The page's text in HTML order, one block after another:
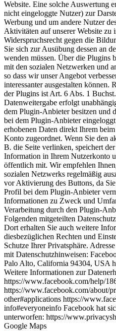
Website. Eine solche Auswertung
nicht eingeloggte Nutzer) zur
Werbung und um andere Nutzer
Aktivitäten auf unserer Website zu
Widerspruchsrecht gegen die
Sie sich zur Ausübung dessen an
wenden müssen. Über die
mit den sozialen Netzwerken und
so dass wir unser Angebot
interessanter ausgestalten können.
der Plugins ist Art. 6 Abs. 1
Datenweitergabe erfolgt
dem Plugin-Anbieter besitzen und
bei dem Plugin-Anbieter
erhobenen Daten direkt Ihrem
Konto zugeordnet. Wenn Sie den
B. die Seite verlinken, speichert
Information in Ihrem Nutzerkonto
öffentlich mit. Wir empfehlen
sozialen Netzwerks regelmäßig
vor Aktivierung des Buttons, da
Profil bei dem Plugin-Anbieter
Informationen zu Zweck und
Verarbeitung durch den Plugin-
Folgenden mitgeteilten
Dort erhalten Sie auch weitere
diesbezüglichen Rechten und
Schutze Ihrer Privatsphäre.
mit Datenschutzhinweisen:
Palo Alto, California 94304, USA
Weitere Informationen zur
https://www.facebook.com/help/
https://www.facebook.com/about/
other#applications https://
info#everyoneinfo Facebook hat
unterworfen: https://
Google Maps